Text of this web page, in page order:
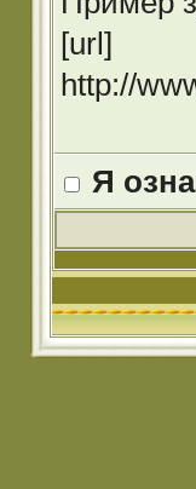
[url]
http://
Я